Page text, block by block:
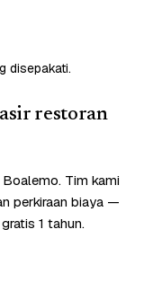
disepakati.
restoran
Tim kami
perkiraan biaya —
1 tahun.